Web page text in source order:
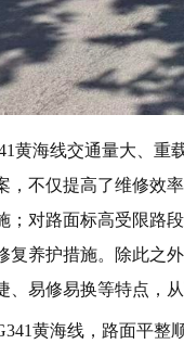
黄海线交通量大、重
，不仅提高了维修效
；对路面标高受限路
复养护措施。除此之
、易修易换等特点，
黄海线，路面平整